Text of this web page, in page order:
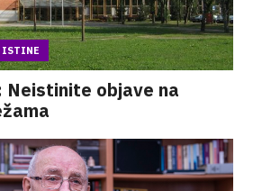
ISTINE
Neistinite objave na